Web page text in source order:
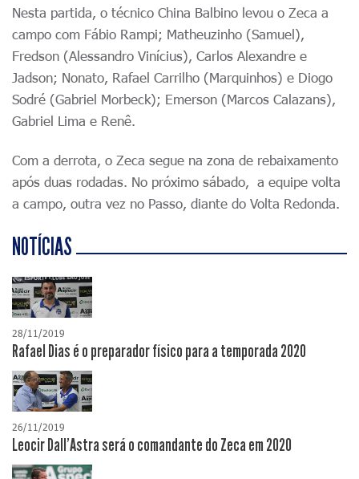
Nesta partida, o técnico China Balbino levou o Zeca a
campo com Fábio Rampi; Matheuzinho (Samuel),
Fredson (Alessandro Vinícius), Carlos Alexandre e
Jadson; Nonato, Rafael Carrilho (Marquinhos) e Diogo
Sodré (Gabriel Morbeck); Emerson (Marcos Calazans),
Gabriel Lima e Renê.
Com a derrota, o Zeca segue na zona de rebaixamento
após duas rodadas. No próximo sábado, a equipe volta
a campo, outra vez no Passo, diante do Volta Redonda.
NOTÍCIAS
28/11/2019
Rafael Dias é o preparador físico para a temporada 2020
26/11/2019
Leocir Dall'Astra será o comandante do Zeca em 2020